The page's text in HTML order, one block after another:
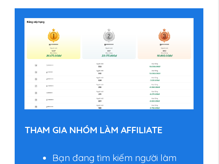
THAM GIA NHÓM LÀM AFFILIATE
Bạn đang tìm kiếm người làm